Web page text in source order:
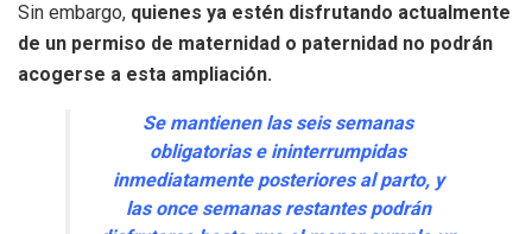
Sin embargo, quienes ya estén disfrutando actualmente
de un permiso de maternidad o paternidad no podrán
acogerse a esta ampliación.
Se mantienen las seis semanas
obligatorias e ininterrumpidas
inmediatamente posteriores al parto, y
las once semanas restantes podrán